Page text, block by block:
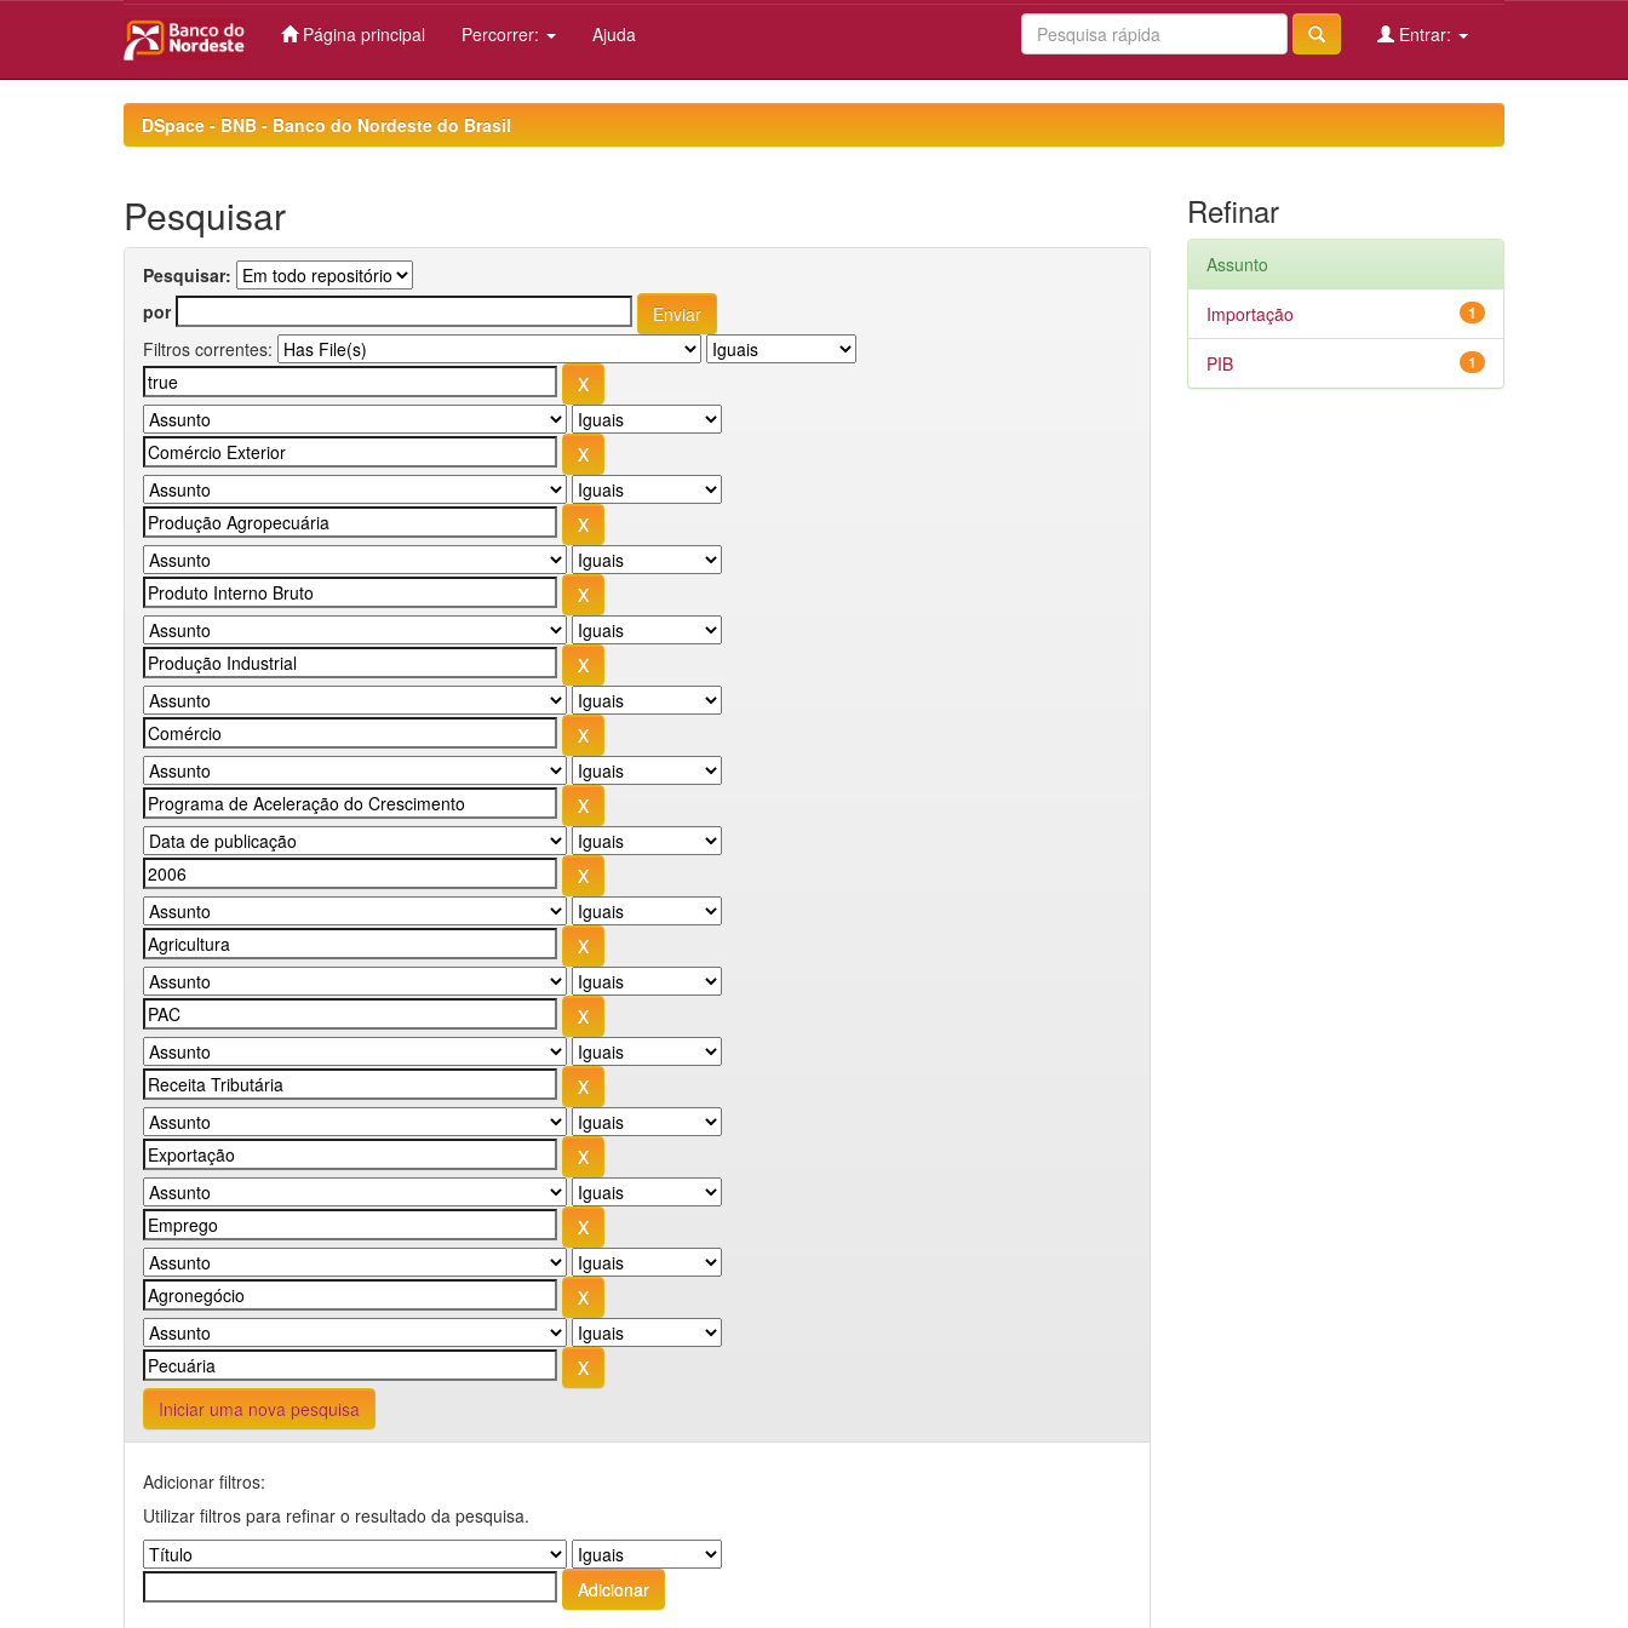
Página principal Percorrer: Ajuda Entrar:
DSpace - BNB - Banco do Nordeste do Brasil
Pesquisar
Pesquisar:
por
Filtros correntes:
Iniciar uma nova pesquisa
Adicionar filtros:
Utilizar filtros para refinar o resultado da pesquisa.
Refinar
Assunto
1
Importação
1
PIB